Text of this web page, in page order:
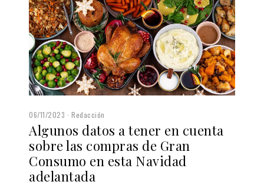
06/11/2023 Redacción
Algunos datos a tener en cuenta
sobre las compras de Gran
Consumo en esta Navidad
adelantada